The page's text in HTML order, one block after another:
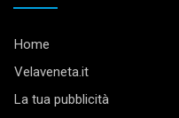
Home
Velaveneta.it
La tua pubblicità